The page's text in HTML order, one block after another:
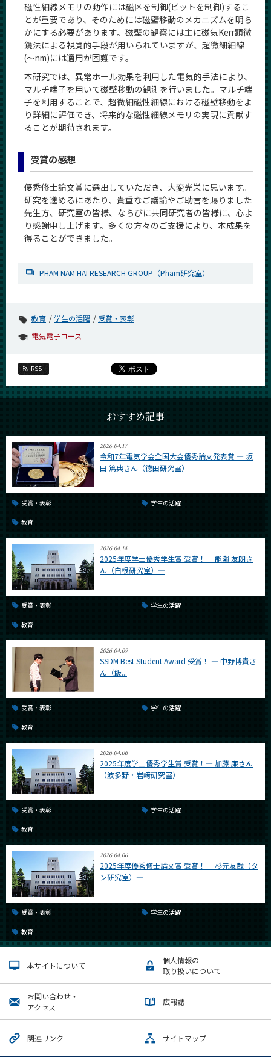
磁性細線メモリの動作には磁区を制御(ビットを制御)するこ
とが重要であり、そのためには磁壁移動のメカニズムを明ら
かにする必要があります。磁壁の観察には主に磁気Kerr顕微
鏡法による視覚的手段が用いられていますが、超微細細線
(～nm)には適用が困難です。
本研究では、異常ホール効果を利用した電気的手法により、
マルチ端子を用いて磁壁移動の観測を行いました。マルチ端
子を利用することで、超微細磁性細線における磁壁移動をよ
り詳細に評価でき、将来的な磁性細線メモリの実現に貢献す
ることが期待されます。
受賞の感想
優秀修士論文賞に選出していただき、大変光栄に思います。
研究を進めるにあたり、貴重なご議論やご助言を賜りました
先生方、研究室の皆様、ならびに共同研究者の皆様に、心よ
り感謝申し上げます。多くの方々のご支援により、本成果を
得ることができました。
PHAM NAM HAI RESEARCH GROUP（Pham研究室）
教育 学生の活躍
受賞・表彰
電気電子コース
RSS
おすすめ記事
2026.04.17
令和7年電気学会全国大会優秀論文発表賞 ― 坂
田 篤典さん（德田研究室）
受賞・表彰 学生の活躍
教育
2026.04.14
2025年度学士優秀学生賞 受賞！― 能瀨 友朗さ
ん（白根研究室）―
受賞・表彰 学生の活躍
教育
2026.04.09
SSDM Best Student Award 受賞！ ― 中野博貴さ
ん（飯...
受賞・表彰 学生の活躍
教育
2026.04.06
2025年度学士優秀学生賞 受賞！― 加藤 廉さん
（波多野・岩﨑研究室）―
受賞・表彰 学生の活躍
教育
2026.04.06
2025年度優秀修士論文賞 受賞！― 杉元友哉（タ
ン研究室）―
受賞・表彰 学生の活躍
教育
本サイトについて
個人情報の
取り扱いについて
お問い合わせ・
アクセス
広報誌
関連リンク サイトマップ